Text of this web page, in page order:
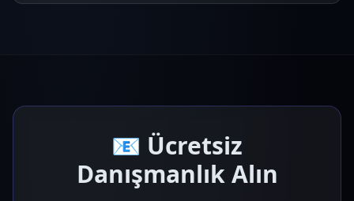
📧 Ücretsiz
Danışmanlık Alın